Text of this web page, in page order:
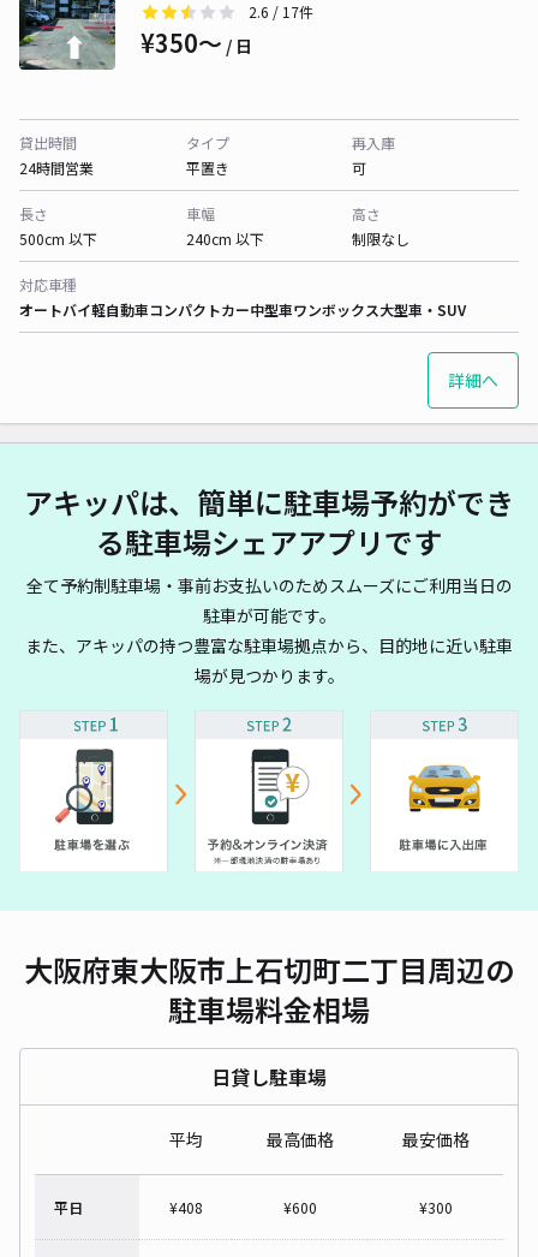
2.6 / 17件
¥350〜 / 日
貸出時間
24時間営業
タイプ
平置き
再入庫
可
長さ
500cm 以下
車幅
240cm 以下
高さ
制限なし
対応車種
オートバイ軽自動車コンパクトカー中型車ワンボックス大型車・SUV
詳細へ
アキッパは、簡単に駐車場予約ができ
る駐車場シェアアプリです
全て予約制駐車場・事前お支払いのためスムーズにご利用当日の
駐車が可能です。
また、アキッパの持つ豊富な駐車場拠点から、目的地に近い駐車
場が見つかります。
大阪府東大阪市上石切町二丁目周辺の
駐車場料金相場
日貸し駐車場
平均 最高価格 最安価格
平日 ¥408 ¥600 ¥300